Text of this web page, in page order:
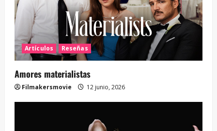
Artículos Reseñas
Amores materialistas
Filmakersmovie 12 junio, 2026